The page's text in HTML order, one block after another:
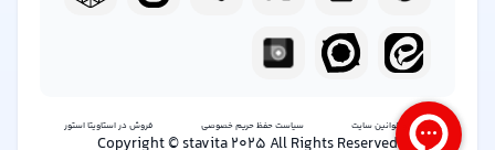
شرایط و قوانین سایت سیاست حفظ حریم خصوصی فروش در استاویتا استور
Copyright © stavita 2025 All Rights Reserved